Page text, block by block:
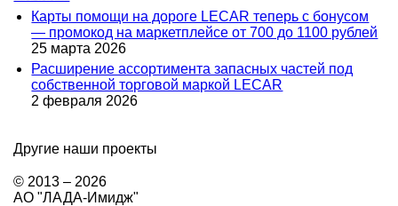
Карты помощи на дороге LECAR теперь с бонусом
— промокод на маркетплейсе от 700 до 1100 рублей
25 марта 2026
Расширение ассортимента запасных частей под
собственной торговой маркой LECAR
2 февраля 2026
Другие наши проекты
© 2013 – 2026
АО "ЛАДА-Имидж"